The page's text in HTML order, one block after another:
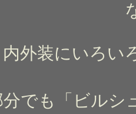
内外装にいろ
分でも「ビル